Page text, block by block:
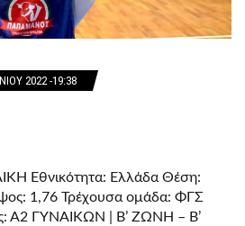
2022 -19:38
Εθνικότητα: Ελλάδα Θέση:
1,76 Τρέχουσα ομάδα: ΦΓΣ
Α2 ΓΥΝΑΙΚΩΝ | Β’ ΖΩΝΗ – Β’